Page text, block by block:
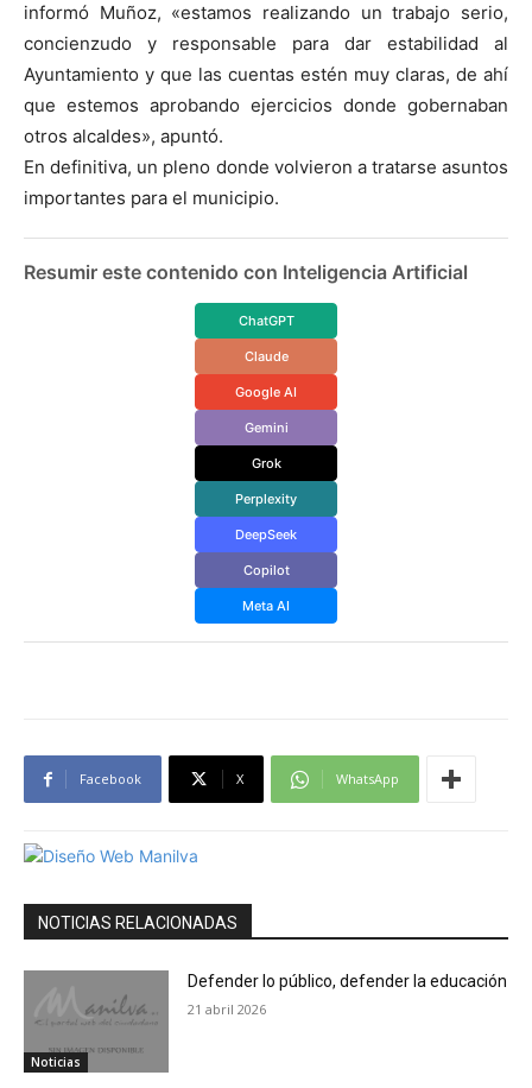
informó Muñoz, «estamos realizando un trabajo serio,
concienzudo y responsable para dar estabilidad al
Ayuntamiento y que las cuentas estén muy claras, de ahí
que estemos aprobando ejercicios donde gobernaban
otros alcaldes», apuntó.
En definitiva, un pleno donde volvieron a tratarse asuntos
importantes para el municipio.
Resumir este contenido con Inteligencia Artificial
ChatGPT
Claude
Google AI
Gemini
Grok
Perplexity
DeepSeek
Copilot
Meta AI
Facebook X WhatsApp
NOTICIAS RELACIONADAS
Noticias
Defender lo público, defender la educación
21 abril 2026